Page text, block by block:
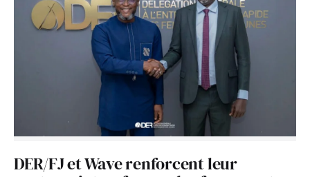
DER/FJ et Wave renforcent leur